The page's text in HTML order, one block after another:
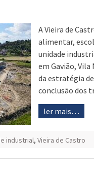
A Vieira de
alimentar,
unidade
em Gavião,
da estratégia
conclusão dos
ler mais…
industrial, Vieira de Castro